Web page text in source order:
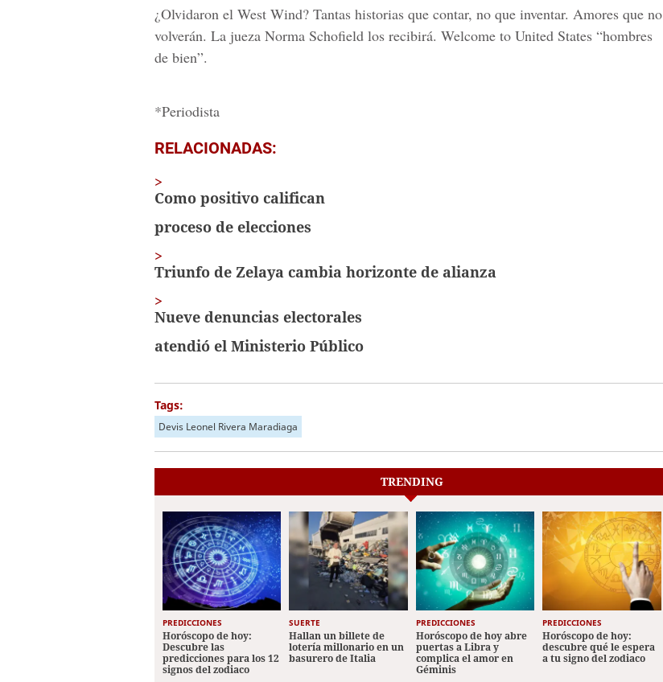
¿Olvidaron el West Wind? Tantas historias que contar, no que inventar. Amores que no
volverán. La jueza Norma Schofield los recibirá. Welcome to United States “hombres
de bien”.
*Periodista
RELACIONADAS:
Como positivo califican
proceso de elecciones
Triunfo de Zelaya cambia horizonte de alianza
Nueve denuncias electorales
atendió el Ministerio Público
Tags:
Devis Leonel Rivera Maradiaga
TRENDING
PREDICCIONES
Horóscopo de hoy:
Descubre las
predicciones para los 12
signos del zodiaco
SUERTE
Hallan un billete de
lotería millonario en un
basurero de Italia
PREDICCIONES
Horóscopo de hoy abre
puertas a Libra y
complica el amor en
Géminis
PREDICCIONES
Horóscopo de hoy:
descubre qué le espera
a tu signo del zodiaco